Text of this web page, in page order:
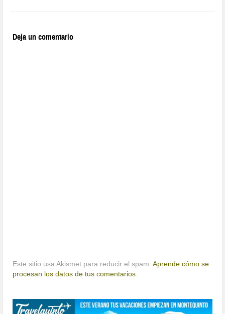
Deja un comentario
Este sitio usa Akismet para reducir el spam.Aprende cómo se
procesan los datos de tus comentarios.